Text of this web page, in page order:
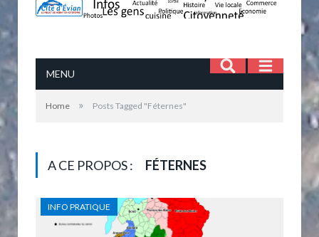
MENU
Home » Posts Tagged "Féternes"
A CE PROPOS : FÉTERNES
INFO PRATIQUE